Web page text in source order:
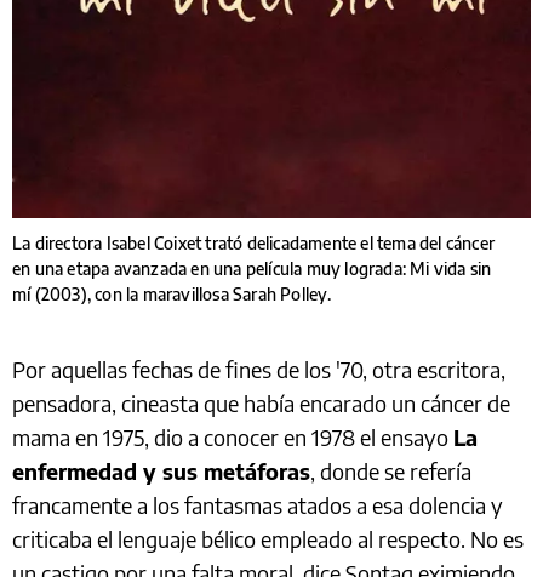
La directora Isabel Coixet trató delicadamente el tema del cáncer
en una etapa avanzada en una película muy lograda: Mi vida sin
mí (2003), con la maravillosa Sarah Polley.
Por aquellas fechas de fines de los '70, otra escritora,
pensadora, cineasta que había encarado un cáncer de
mama en 1975, dio a conocer en 1978 el ensayo La
enfermedad y sus metáforas, donde se refería
francamente a los fantasmas atados a esa dolencia y
criticaba el lenguaje bélico empleado al respecto. No es